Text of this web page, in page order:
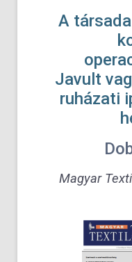
A
Javult
ruházati
Magyar